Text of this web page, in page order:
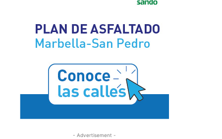
- Advertisement -